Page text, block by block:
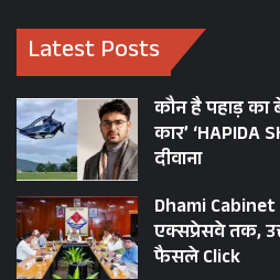
Latest Posts
कौन है पहाड़ का
कार’ ‘HAPIDA
दीवाना
Dhami Cabinet
एक्सप्रेसवे तक,
फैसले Click